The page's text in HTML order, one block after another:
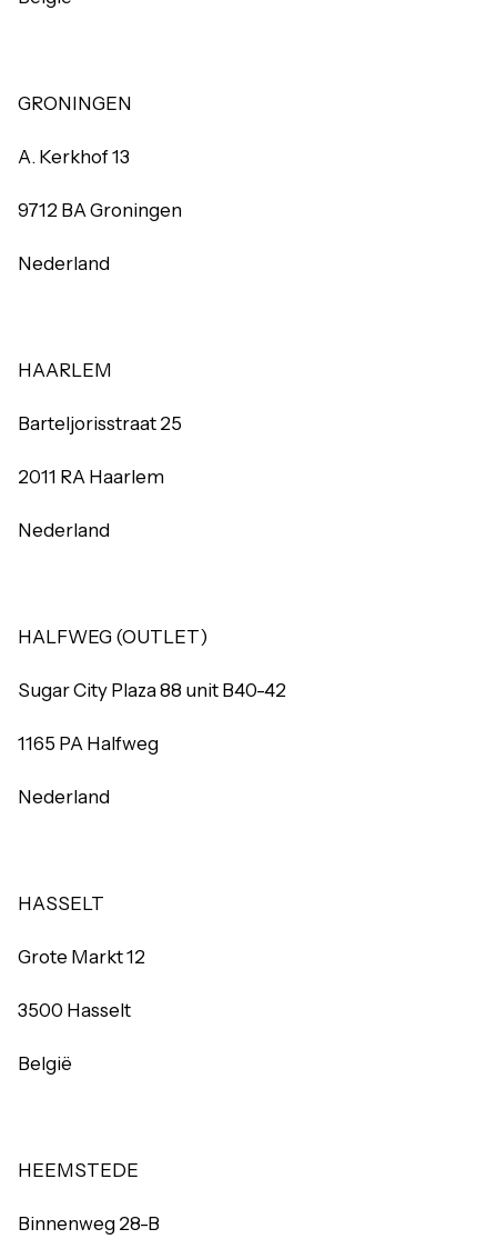
GRONINGEN
A. Kerkhof 13
9712 BA Groningen
Nederland
HAARLEM
Barteljorisstraat 25
2011 RA Haarlem
Nederland
HALFWEG (OUTLET)
Sugar City Plaza 88 unit B40-42
1165 PA Halfweg
Nederland
HASSELT
Grote Markt 12
3500 Hasselt
België
HEEMSTEDE
Binnenweg 28-B